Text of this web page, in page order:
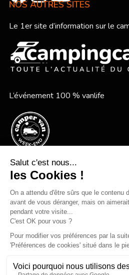
NOS AUTRES SITES
Le 1er site d’information sur le
L’événement 100 % vanlife
Le festival vanlife en bord de mer
Mentions légales